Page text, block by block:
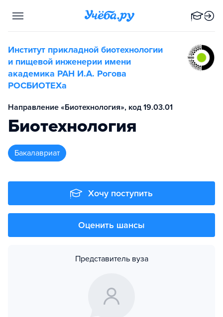
Институт прикладной биотехнологии
и пищевой инженерии имени
академика РАН И.А. Рогова
РОСБИОТЕХа
Направление «Биотехнология», код 19.03.01
Биотехнология
бакалавриат
Хочу поступить
Оценить шансы
Представитель вуза